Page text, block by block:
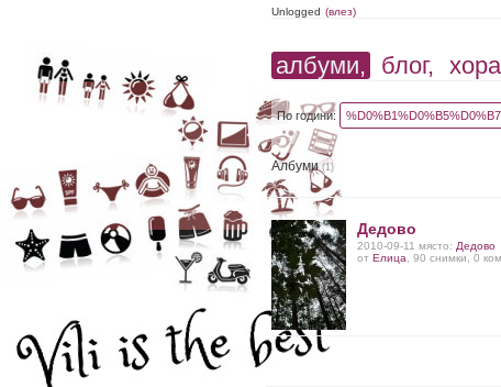
Unlogged (влез)
албуми, блог,
По години:
Албуми(1)
Дедово
2010-09-11 място: Дедово
от Елица , 90 снимки, 0